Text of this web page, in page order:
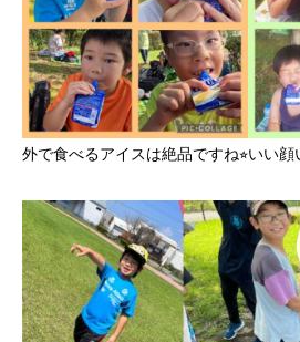
外で食べるアイスは絶品ですね⭐︎いい